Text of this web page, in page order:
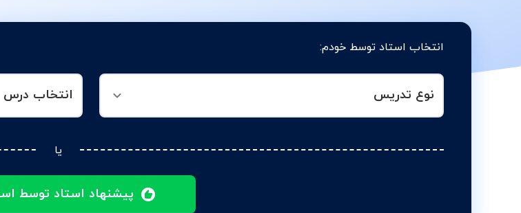
انتخاب استاد توسط خودم:
نوع تدریس انتخاب درس
یا
پیشنهاد استاد توسط